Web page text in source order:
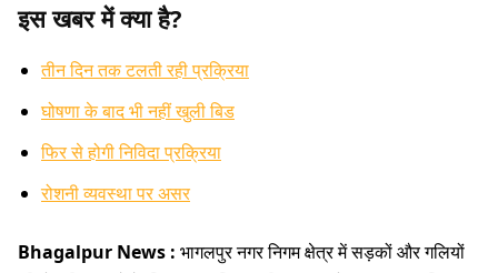
इस खबर में क्या है?
तीन दिन तक टलती रही प्रक्रिया
घोषणा के बाद भी नहीं खुली बिड
फिर से होगी निविदा प्रक्रिया
रोशनी व्यवस्था पर असर
Bhagalpur News : भागलपुर नगर निगम क्षेत्र में सड़कों और गलियों